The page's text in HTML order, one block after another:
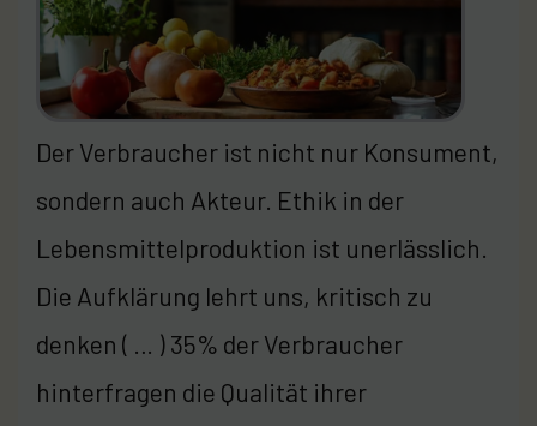
Der Verbraucher ist nicht nur Konsument,
sondern auch Akteur. Ethik in der
Lebensmittelproduktion ist unerlässlich.
Die Aufklärung lehrt uns, kritisch zu
denken ( … ) 35% der Verbraucher
hinterfragen die Qualität ihrer